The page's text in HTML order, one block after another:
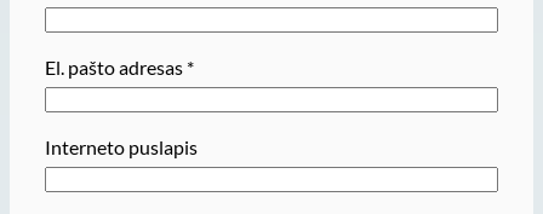
El. pašto adresas *
Interneto puslapis